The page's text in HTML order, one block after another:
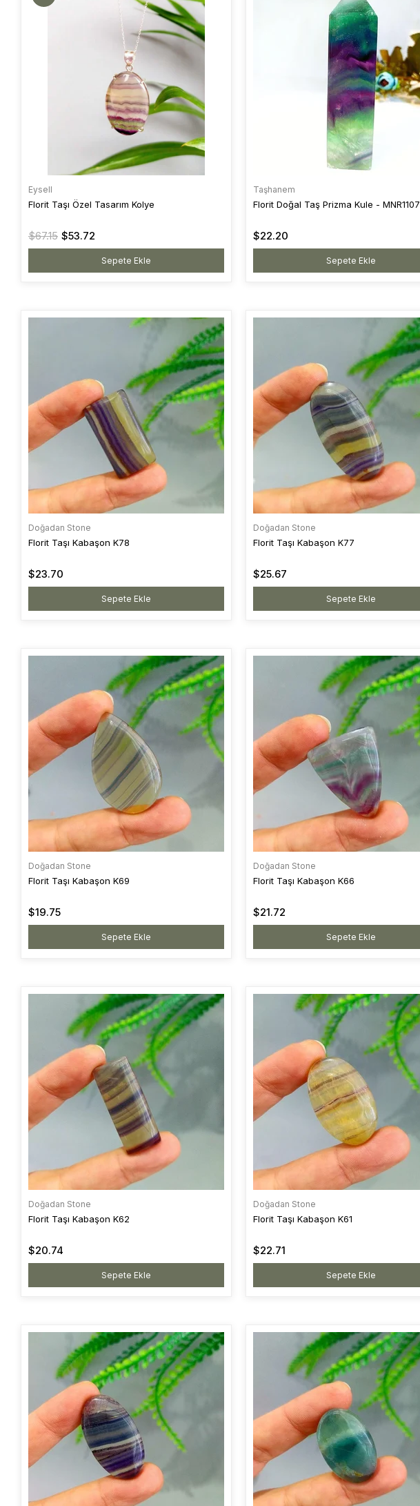
Eysell
Florit Taşı Özel Tasarım Kolye
$53.72
$67.15
Sepete Ekle
Taşhanem
Florit Doğal Taş Prizma Kule - MNR1107
$22.20
Sepete Ekle
Doğadan Stone
Florit Taşı Kabaşon K78
$23.70
Sepete Ekle
Doğadan Stone
Florit Taşı Kabaşon K77
$25.67
Sepete Ekle
Doğadan Stone
Florit Taşı Kabaşon K69
$19.75
Sepete Ekle
Doğadan Stone
Florit Taşı Kabaşon K66
$21.72
Sepete Ekle
Doğadan Stone
Florit Taşı Kabaşon K62
$20.74
Sepete Ekle
Doğadan Stone
Florit Taşı Kabaşon K61
$22.71
Sepete Ekle